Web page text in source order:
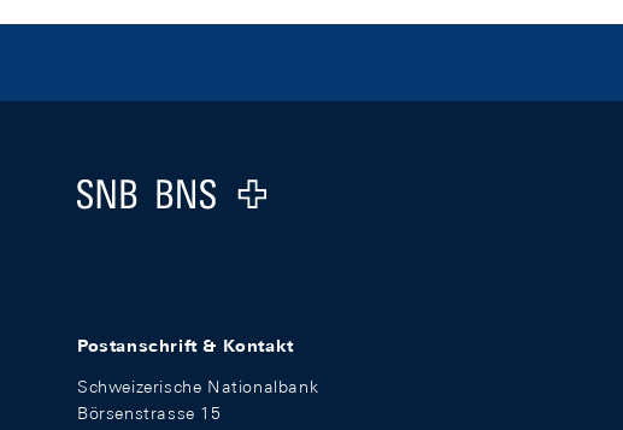
Logo
Postanschrift & Kontakt
Schweizerische Nationalbank
Börsenstrasse 15